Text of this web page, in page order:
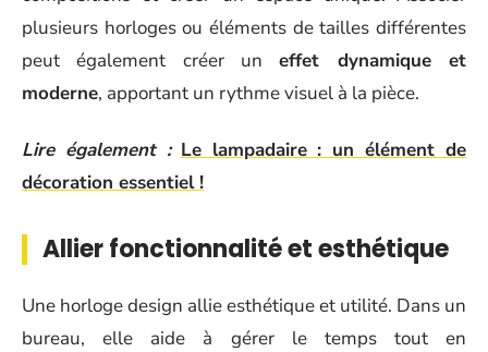
plusieurs horloges ou éléments de tailles différentes
peut également créer uneffet dynamique et
moderne, apportant un rythme visuel à la pièce.
Lire également : Le lampadaire : un élément de
décoration essentiel !
Allier fonctionnalité et esthétique
Une horloge design allie esthétique et utilité. Dans un
bureau, elle aide à gérer le temps tout en